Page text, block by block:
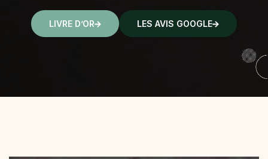
LIVRE D’OR LES AVIS GOOGLE